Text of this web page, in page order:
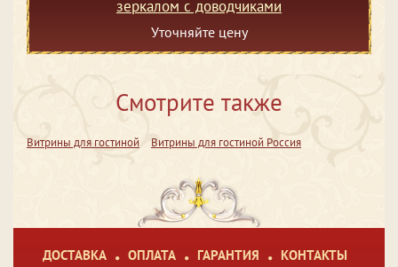
зеркалом с доводчиками
Уточняйте цену
Смотрите также
Витрины для гостиной Витрины для гостиной Россия
ДОСТАВКА ОПЛАТА ГАРАНТИЯ КОНТАКТЫ